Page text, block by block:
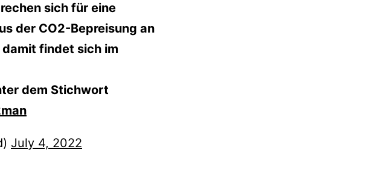
sich für eine
der CO2-Bepreisung an
damit findet sich im
dem Stichwort
July 4, 2022